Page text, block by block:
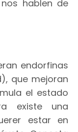
hablen de
endorfinas
que mejoran
el estado
existe una
estar en